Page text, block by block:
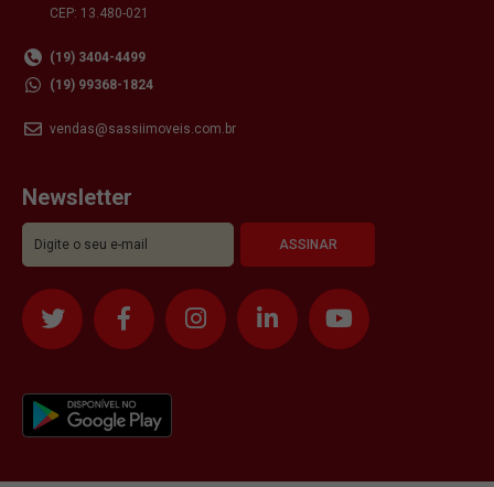
CEP: 13.480-021
(19) 3404-4499
(19) 99368-1824
vendas@sassiimoveis.com.br
Newsletter